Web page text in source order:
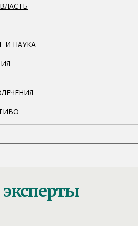
И НАУКА
эксперты